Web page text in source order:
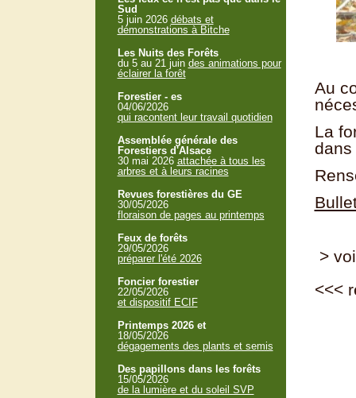
Au
La
dans
>
<<<
Sud
5 juin 2026 débats et
démonstrations à Bitche
Les Nuits des Forêts
du 5 au 21 juin des animations pour
éclairer la forêt
Forestier - es
04/06/2026
qui racontent leur travail quotidien
Assemblée générale des
Forestiers d'Alsace
30 mai 2026 attachée à tous les
arbres et à leurs racines
Revues forestières du GE
30/05/2026
floraison de pages au printemps
Feux de forêts
29/05/2026
préparer l'été 2026
Foncier forestier
22/05/2026
et dispositif ECIF
Printemps 2026 et
18/05/2026
dégagements des plants et semis
Des papillons dans les forêts
15/05/2026
de la lumière et du soleil SVP